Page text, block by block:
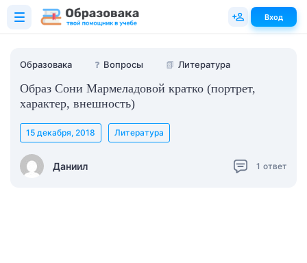
Образовака ❓ Вопросы 📗 Литература
Образ Сони Мармеладовой кратко (портрет,
характер, внешность)
Даниил
15 декабря, 2018 Литература
1 ответ
Вход